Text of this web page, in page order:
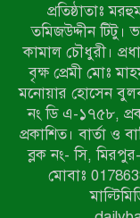
প্রতিষ্ঠাতাঃ
তমিজউদ্দীন টিটু।
কামাল চৌধুরী।
বৃক্ষ প্রেমী মোঃ
মনোয়ার হোসেন
নং ডি এ-১৭৫৮,
প্রকাশিত। বার্তা ও
ব্লক নং- সি,
মোবাঃ